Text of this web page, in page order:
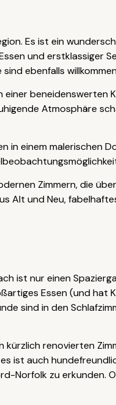
Es ist ein
und erstklassiger
ebenfalls
beneidenswerten
Atmosphäre
einem malerischen
Zimmern, die
Alt und Neu,
ist nur einen
Essen (und hat
sind in den
renovierten
ist auch
Norfolk zu erkunden.